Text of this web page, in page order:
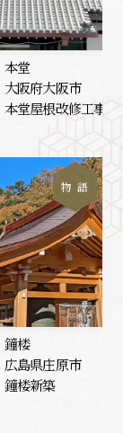
本堂
大阪府大阪市
本堂屋根改修工事
物 語
鐘楼
広島県庄原市
鐘楼新築